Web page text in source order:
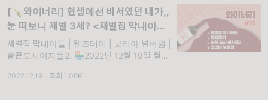
[🍾와이너리] 현생에선 비서였던 내가,,,
눈 떠보니 재벌 3세? <재벌집 막내아들
>
재벌집 막내아들 | 웬즈데이 | 코리아 넘버원 |
술꾼도시여자들2. 🏪2022년 12월 19일 월요
볼지 말지 결정해 드립니다! 엄선한 콘텐츠 와
2022.12.19 조회 1.06K